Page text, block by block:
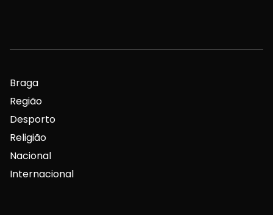
Braga
Região
Desporto
Religião
Nacional
Internacional